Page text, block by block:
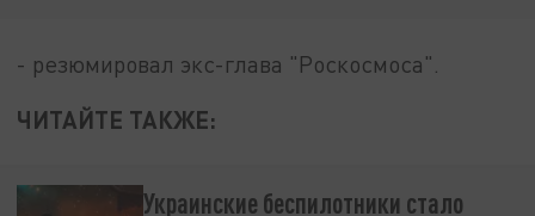
- резюмировал экс-глава "Роскосмоса".
ЧИТАЙТЕ ТАКЖЕ:
Украинские беспилотники стало